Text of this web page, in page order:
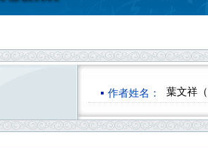
作者姓名： 葉文祥